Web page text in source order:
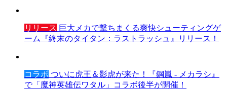
リリース 巨大メカで撃ちまくる爽快シューティングゲ
ーム『終末のタイタン：ラストラッシュ』リリース！
コラボ ついに虎王＆影虎が来た！『鋼嵐 - メカラシ』
で「魔神英雄伝ワタル」コラボ後半が開催！